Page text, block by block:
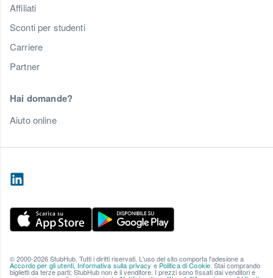
Affiliati
Sconti per studenti
Carriere
Partner
Hai domande?
Aiuto online
© 2000-2026 StubHub. Tutti i diritti riservati. L'uso del sito comporta l'adesione a
Accordo per gli utenti, Informativa sulla privacy e Politica di Cookie. Stai comprando
biglietti da terze parti; StubHub non è il venditore. I prezzi sono fissati dai venditori e